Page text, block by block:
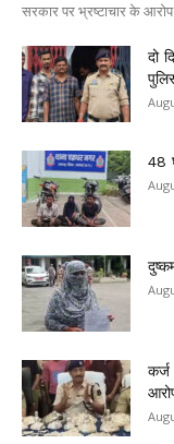
सरकार पर भ्रष्टाचार के
दो
48
कर्ज